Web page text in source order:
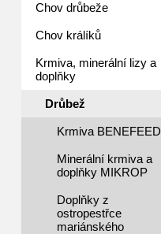
Chov drůbeže
Chov králíků
Krmiva, minerální lizy a
doplňky
Drůbež
Krmiva BENEFEED
Minerální krmiva a
doplňky MIKROP
Doplňky z
ostropestřce
mariánského